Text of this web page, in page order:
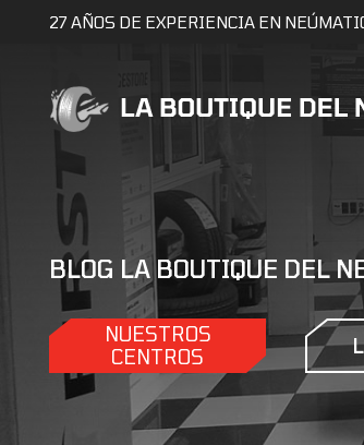
27 AÑOS DE EXPERIENCIA EN
BLOG LA BOUTIQUE DEL
NUESTROS
CENTROS